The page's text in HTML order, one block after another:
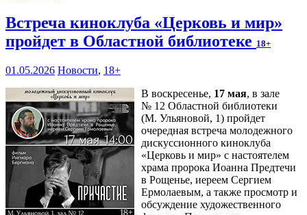
Встреча киноклуба «Церковь и мир»
пройдет в Областной библиотеке 18+
01.05.2026 Новости, 18+
В воскресенье, 17 мая, в зале
№ 12 Областной библиотеки
(М. Ульяновой, 1) пройдет
очередная встреча молодежного
дискуссионного киноклуба
«Церковь и мир» с настоятелем
храма пророка Иоанна Предтечи
в Рощенье, иереем Сергием
Ермолаевым, а также просмотр и
обсуждение художественного